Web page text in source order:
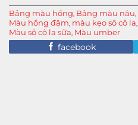
Bảng màu hồng, Bảng màu nâu,
Màu hồng đậm, màu kẹo sô cô la,
Màu sô cô la sữa, Màu umber
facebook